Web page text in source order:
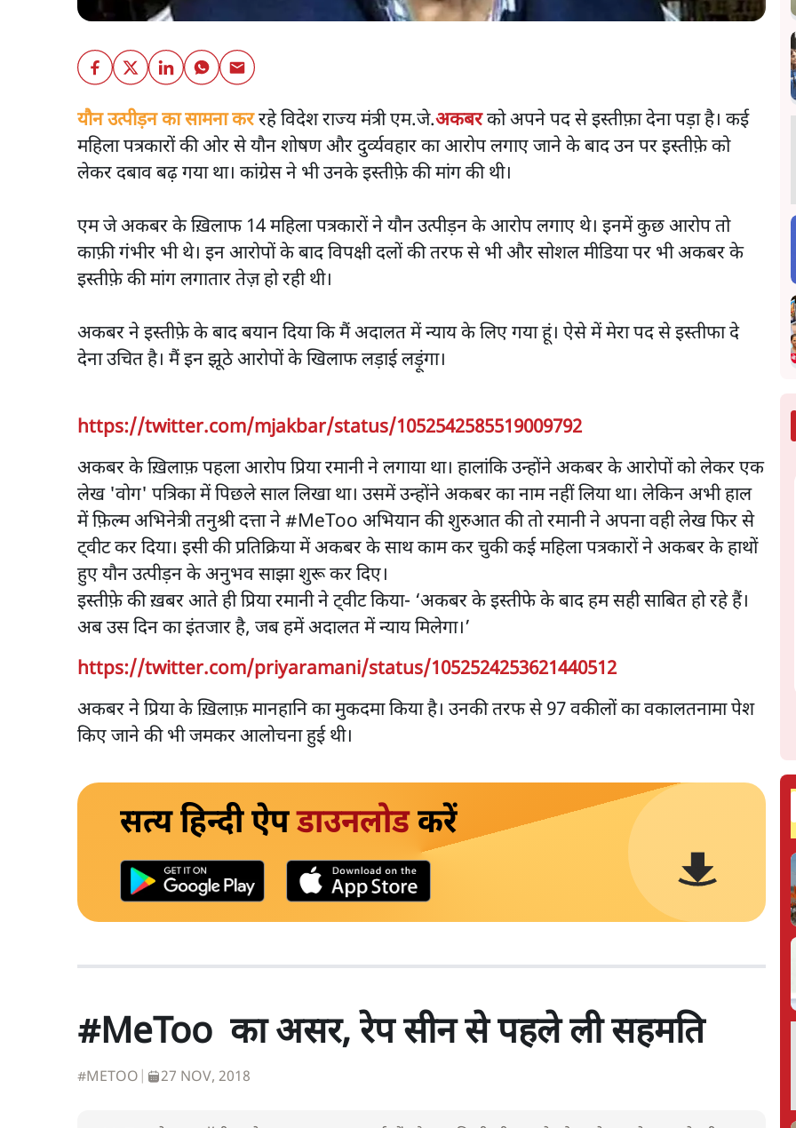
यौन उत्पीड़न का सामना कररहे विदेश राज्य मंत्री एम.जे.अकबरको अपने पद से इस्तीफ़ा देना पड़ा है। कई
महिला पत्रकारों की ओर से यौन शोषण और दुर्व्यवहार का आरोप लगाए जाने के बाद उन पर इस्तीफ़े को
लेकर दबाव बढ़ गया था। कांग्रेस ने भी उनके इस्तीफ़े की मांग की थी।
एम जे अकबर के ख़िलाफ 14 महिला पत्रकारों ने यौन उत्पीड़न के आरोप लगाए थे। इनमें कुछ आरोप तो
काफ़ी गंभीर भी थे। इन आरोपों के बाद विपक्षी दलों की तरफ से भी और सोशल मीडिया पर भी अकबर के
इस्तीफ़े की मांग लगातार तेज़ हो रही थी।
अकबर ने इस्तीफ़े के बाद बयान दिया कि मैं अदालत में न्याय के लिए गया हूं। ऐसे में मेरा पद से इस्तीफा दे
देना उचित है। मैं इन झूठे आरोपों के खिलाफ लड़ाई लड़ूंगा।
https://twitter.com/mjakbar/status/1052542585519009792
अकबर के ख़िलाफ़ पहला आरोप प्रिया रमानी ने लगाया था। हालांकि उन्होंने अकबर के आरोपों को लेकर एक
लेख 'वोग' पत्रिका में पिछले साल लिखा था। उसमें उन्होंने अकबर का नाम नहीं लिया था। लेकिन अभी हाल
में फ़िल्म अभिनेत्री तनुश्री दत्ता ने #MeToo अभियान की शुरुआत की तो रमानी ने अपना वही लेख फिर से
ट्वीट कर दिया। इसी की प्रतिक्रिया में अकबर के साथ काम कर चुकी कई महिला पत्रकारों ने अकबर के हाथों
हुए यौन उत्पीड़न के अनुभव साझा शुरू कर दिए।
इस्तीफ़े की ख़बर आते ही प्रिया रमानी ने ट्वीट किया- ‘अकबर के इस्तीफे के बाद हम सही साबित हो रहे हैं।
अब उस दिन का इंतजार है, जब हमें अदालत में न्याय मिलेगा।’
https://twitter.com/priyaramani/status/1052524253621440512
अकबर ने प्रिया के ख़िलाफ़ मानहानि का मुकदमा किया है। उनकी तरफ से 97 वकीलों का वकालतनामा पेश
किए जाने की भी जमकर आलोचना हुई थी।
सत्य हिन्दी ऐपडाउनलोडकरें
#MeToo का असर, रेप सीन से पहले ली सहमति
#METOO 27 NOV, 2018